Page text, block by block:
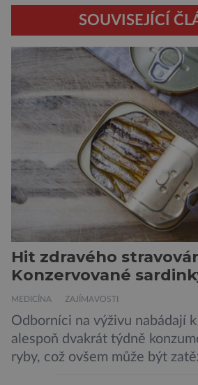
SOUVISEJÍCÍ
Hit zdravého
Konzervované
MEDICÍNA ZAJÍMAVOSTI
Odborníci na výživu nabádají
alespoň dvakrát týdně
ryby, což ovšem může být